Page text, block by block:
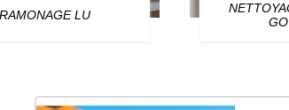
RAMONAGE LU